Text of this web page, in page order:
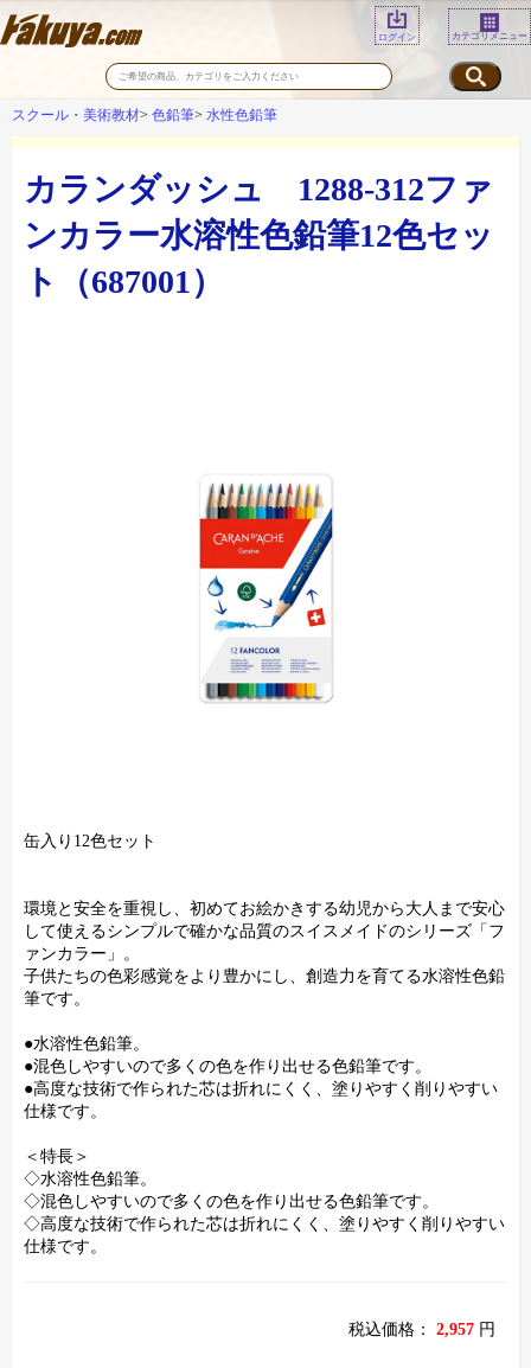
ログイン カテゴリメニュー
スクール・美術教材 色鉛筆 水性色鉛筆
カランダッシュ 1288-312ファ
ンカラー水溶性色鉛筆12色セッ
ト（687001）
缶入り12色セット
環境と安全を重視し、初めてお絵かきする幼児から大人まで安心
して使えるシンプルで確かな品質のスイスメイドのシリーズ「フ
ァンカラー」。
子供たちの色彩感覚をより豊かにし、創造力を育てる水溶性色鉛
筆です。
●水溶性色鉛筆。
●混色しやすいので多くの色を作り出せる色鉛筆です。
●高度な技術で作られた芯は折れにくく、塗りやすく削りやすい
仕様です。
＜特長＞
◇水溶性色鉛筆。
◇混色しやすいので多くの色を作り出せる色鉛筆です。
◇高度な技術で作られた芯は折れにくく、塗りやすく削りやすい
仕様です。
税込価格： 2,957 円